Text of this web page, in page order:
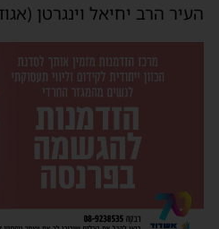
העיר הרב יחיאל וינגרטן